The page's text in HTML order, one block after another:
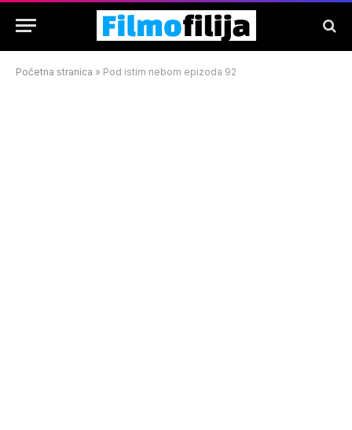
Početna stranica » Pod istim nebom epizoda 92